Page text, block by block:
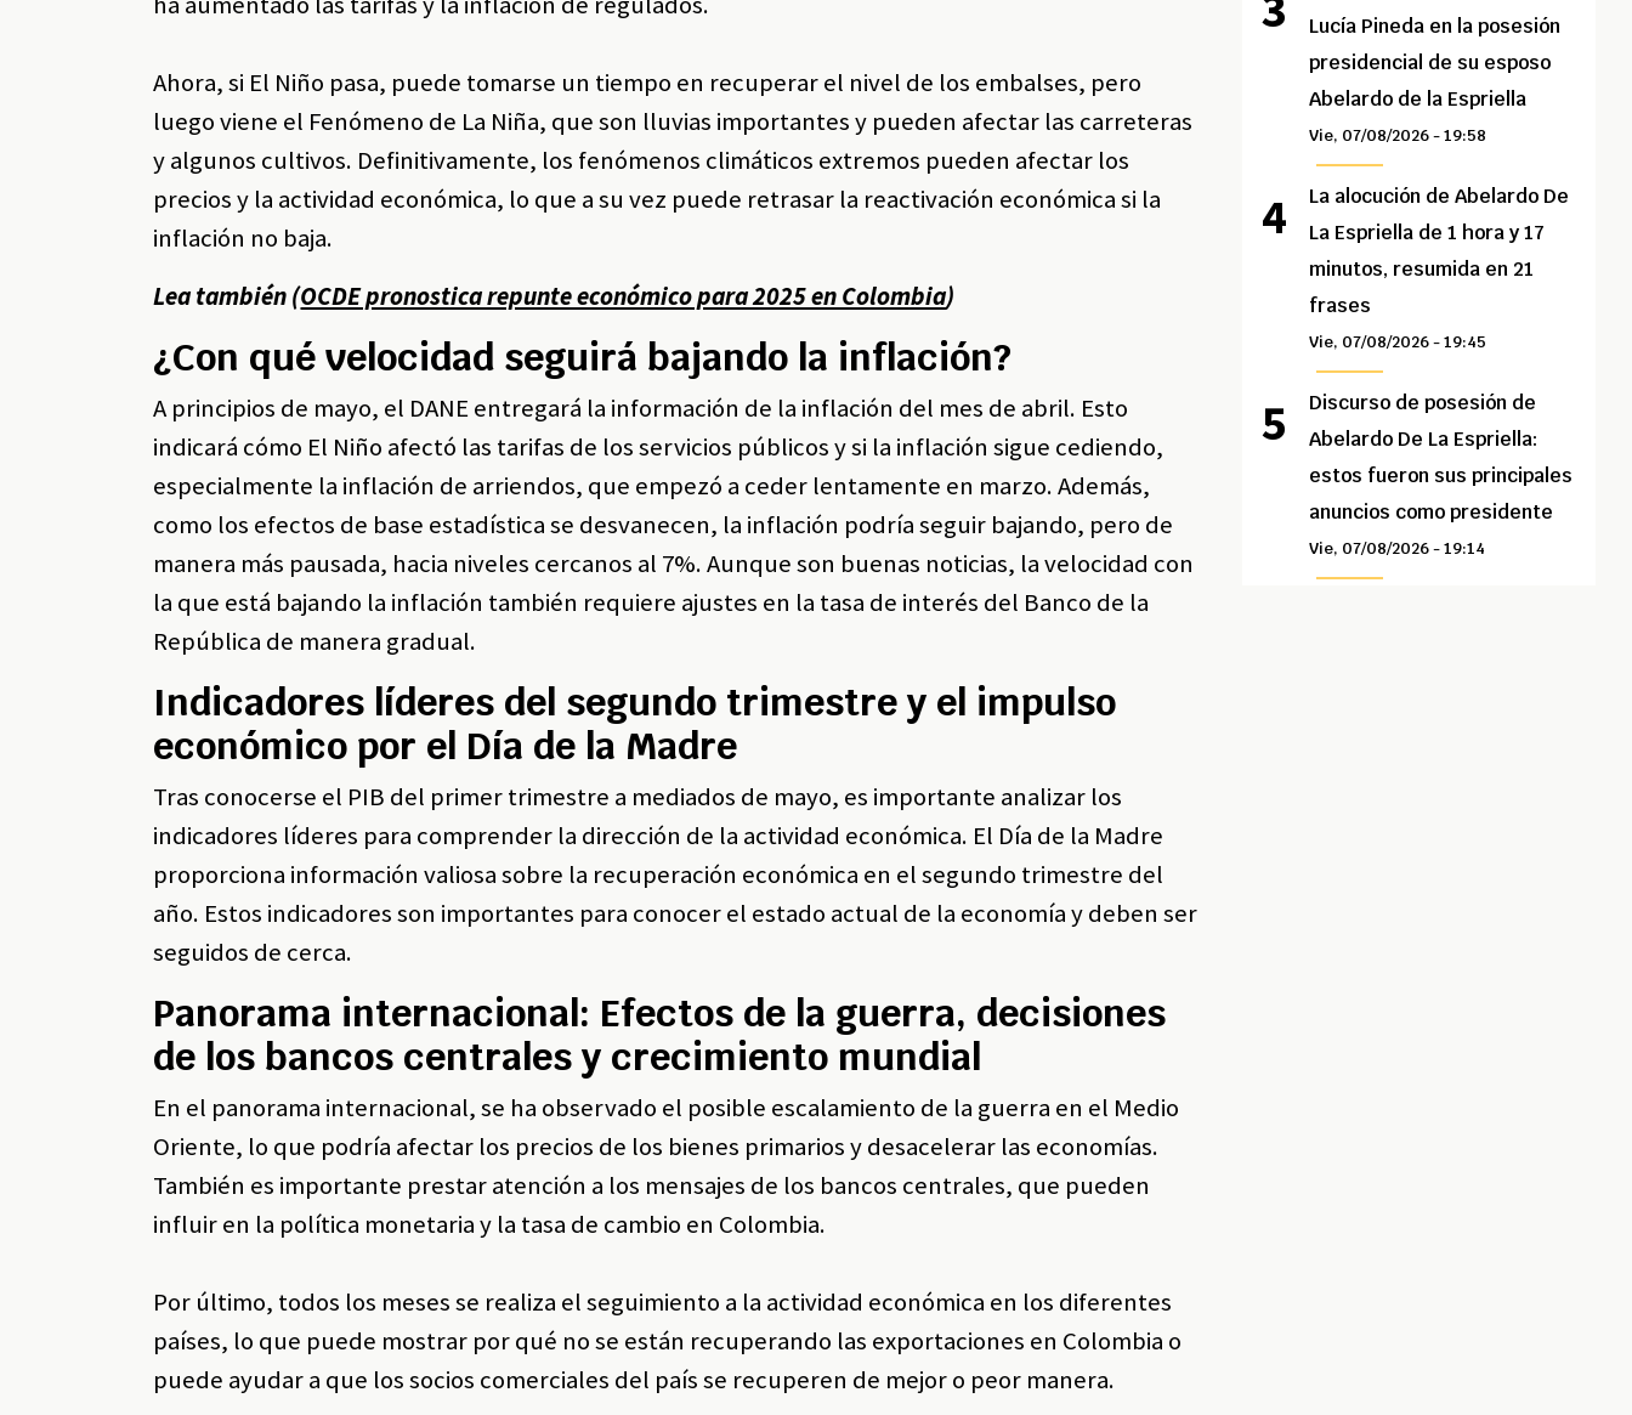
Ahora, si El Niño pasa, puede tomarse un tiempo en recuperar el nivel de los embalses, pero
luego viene el Fenómeno de La Niña, que son lluvias importantes y pueden afectar las carreteras
y algunos cultivos. Definitivamente, los fenómenos climáticos extremos pueden afectar los
precios y la actividad económica, lo que a su vez puede retrasar la reactivación económica si la
inflación no baja.
Lea también (OCDE pronostica repunte económico para 2025 en Colombia)
¿Con qué velocidad seguirá bajando la inflación?
A principios de mayo, el DANE entregará la información de la inflación del mes de abril. Esto
indicará cómo El Niño afectó las tarifas de los servicios públicos y si la inflación sigue cediendo,
especialmente la inflación de arriendos, que empezó a ceder lentamente en marzo. Además,
como los efectos de base estadística se desvanecen, la inflación podría seguir bajando, pero de
manera más pausada, hacia niveles cercanos al 7%. Aunque son buenas noticias, la velocidad con
la que está bajando la inflación también requiere ajustes en la tasa de interés del Banco de la
República de manera gradual.
Indicadores líderes del segundo trimestre y el impulso
económico por el Día de la Madre
Tras conocerse el PIB del primer trimestre a mediados de mayo, es importante analizar los
indicadores líderes para comprender la dirección de la actividad económica. El Día de la Madre
proporciona información valiosa sobre la recuperación económica en el segundo trimestre del
año. Estos indicadores son importantes para conocer el estado actual de la economía y deben ser
seguidos de cerca.
Panorama internacional: Efectos de la guerra, decisiones
de los bancos centrales y crecimiento mundial
En el panorama internacional, se ha observado el posible escalamiento de la guerra en el Medio
Oriente, lo que podría afectar los precios de los bienes primarios y desacelerar las economías.
También es importante prestar atención a los mensajes de los bancos centrales, que pueden
influir en la política monetaria y la tasa de cambio en Colombia.
Por último, todos los meses se realiza el seguimiento a la actividad económica en los diferentes
países, lo que puede mostrar por qué no se están recuperando las exportaciones en Colombia o
puede ayudar a que los socios comerciales del país se recuperen de mejor o peor manera.
Lucía Pineda en la posesión
presidencial de su esposo
Abelardo de la Espriella
Vie, 07/08/2026 - 19:58
La alocución de Abelardo De
La Espriella de 1 hora y 17
minutos, resumida en 21
frases
Vie, 07/08/2026 - 19:45
Discurso de posesión de
Abelardo De La Espriella:
estos fueron sus principales
anuncios como presidente
Vie, 07/08/2026 - 19:14